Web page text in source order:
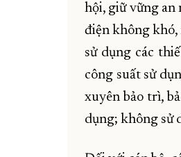
hội, giữ vững an
điện không khó,
sử dụng các
công suất sử
xuyên bảo trì,
dụng; không sử